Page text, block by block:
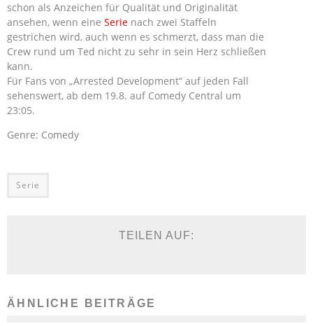
schon als Anzeichen für Qualität und Originalität
ansehen, wenn eine Serie nach zwei Staffeln
gestrichen wird, auch wenn es schmerzt, dass man die
Crew rund um Ted nicht zu sehr in sein Herz schließen
kann.
Für Fans von „Arrested Development“ auf jeden Fall
sehenswert, ab dem 19.8. auf Comedy Central um
23:05.
Genre: Comedy
Serie
TEILEN AUF:
ÄHNLICHE BEITRÄGE